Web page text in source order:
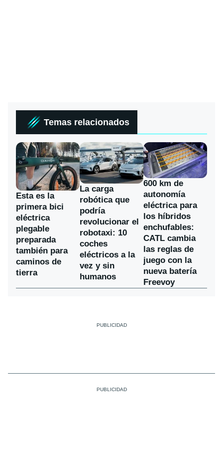
Temas relacionados
Esta es la
primera bici
eléctrica
plegable
preparada
también para
caminos de
tierra
La carga
robótica que
podría
revolucionar el
robotaxi: 10
coches
eléctricos a la
vez y sin
humanos
600 km de
autonomía
eléctrica para
los híbridos
enchufables:
CATL cambia
las reglas de
juego con la
nueva batería
Freevoy